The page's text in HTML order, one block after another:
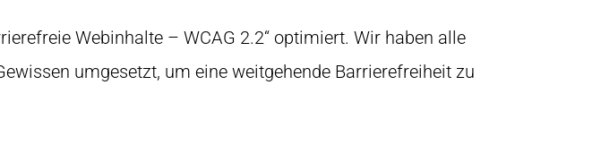
Webinhalte – WCAG 2.2“ optimiert. Wir haben alle
umgesetzt, um eine weitgehende Barrierefreiheit zu